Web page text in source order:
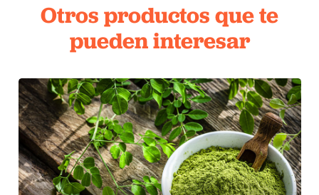
Otros productos que te
pueden interesar